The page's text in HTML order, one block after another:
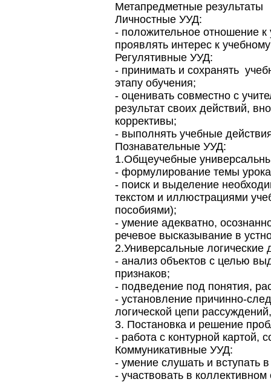
Метапредметные результаты
Личностные УУД:
- положительное отношение к
проявлять интерес к
Регулятивные УУД:
- принимать и сохранять
этапу обучения;
- оценивать совместно с
результат своих действий,
коррективы;
- выполнять учебные
Познавательные УУД:
1.Общеучебные
- формулирование темы
- поиск и выделение
текстом и иллюстрациями
пособиями);
- умение адекватно,
речевое высказывание в
2.Универсальные логические
- анализ объектов с целью
признаков;
- подведение под понятия,
- установление причинно-
логической цепи
3. Постановка и решение
- работа с контурной картой,
Коммуникативные УУД:
- умение слушать и вступать
- участвовать в